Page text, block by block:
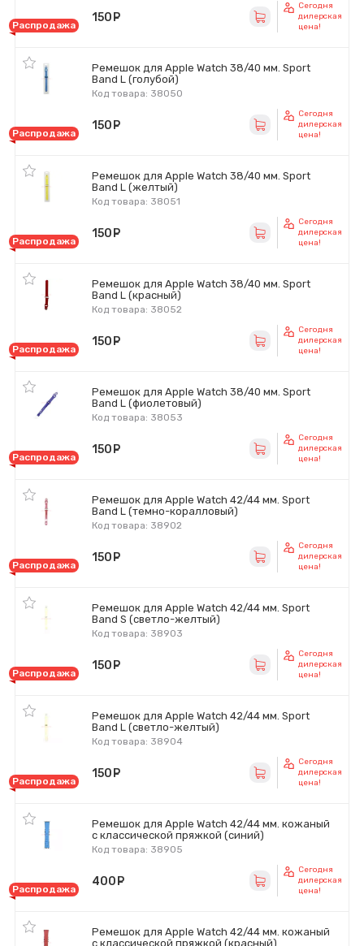
Распродажа
150
Сегодня
дилерская
цена!
Ремешок для Apple Watch 38/40 мм. Sport
Band L (голубой)
Код товара: 38050
Распродажа
150
Сегодня
дилерская
цена!
Ремешок для Apple Watch 38/40 мм. Sport
Band L (желтый)
Код товара: 38051
Распродажа
150
Сегодня
дилерская
цена!
Ремешок для Apple Watch 38/40 мм. Sport
Band L (красный)
Код товара: 38052
Распродажа
150
Сегодня
дилерская
цена!
Ремешок для Apple Watch 38/40 мм. Sport
Band L (фиолетовый)
Код товара: 38053
Распродажа
150
Сегодня
дилерская
цена!
Ремешок для Apple Watch 42/44 мм. Sport
Band L (темно-коралловый)
Код товара: 38902
Распродажа
150
Сегодня
дилерская
цена!
Ремешок для Apple Watch 42/44 мм. Sport
Band S (светло-желтый)
Код товара: 38903
Распродажа
150
Сегодня
дилерская
цена!
Ремешок для Apple Watch 42/44 мм. Sport
Band L (светло-желтый)
Код товара: 38904
Распродажа
150
Сегодня
дилерская
цена!
Ремешок для Apple Watch 42/44 мм. кожаный
с классической пряжкой (синий)
Код товара: 38905
Распродажа
400
Сегодня
дилерская
цена!
Ремешок для Apple Watch 42/44 мм. кожаный
с классической пряжкой (красный)